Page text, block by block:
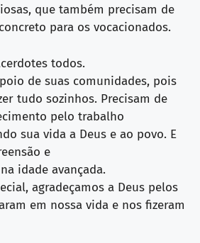
que também precisam de
para os vocacionados.
todos.
de suas comunidades, pois
tudo sozinhos. Precisam de
pelo trabalho
sua vida a Deus e ao povo. E
e
idade avançada.
agradeçamos a Deus pelos
em nossa vida e nos fizeram